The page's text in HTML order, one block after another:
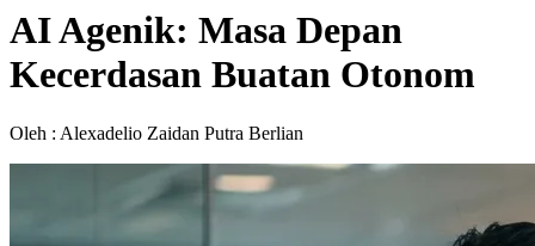
AI Agenik: Masa Depan
Kecerdasan Buatan Otonom
Oleh : Alexadelio Zaidan Putra Berlian